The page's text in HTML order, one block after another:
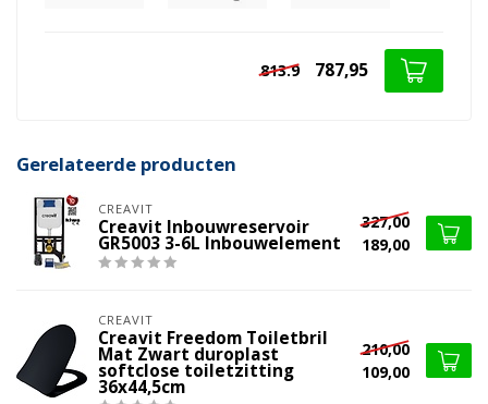
813.9 787,95
Gerelateerde producten
CREAVIT
Creavit Inbouwreservoir
GR5003 3-6L Inbouwelement
327,00
189,00
CREAVIT
Creavit Freedom Toiletbril
Mat Zwart duroplast
softclose toiletzitting
36x44,5cm
210,00
109,00